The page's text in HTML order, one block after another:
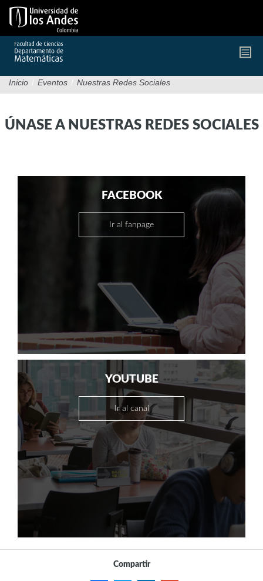
Pasar
contenido
principal
Inicio / Eventos / Nuestras Redes Sociales
ÚNASE A NUESTRAS REDES SOCIALES
FACEBOOK
Ir al fanpage
YOUTUBE
Ir al canal
Compartir